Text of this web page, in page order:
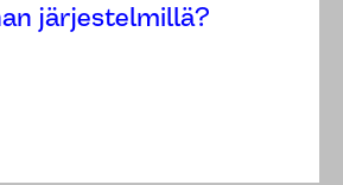
järjestelmillä?